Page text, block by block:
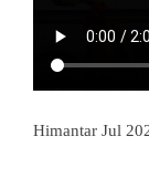
Himantar Jul